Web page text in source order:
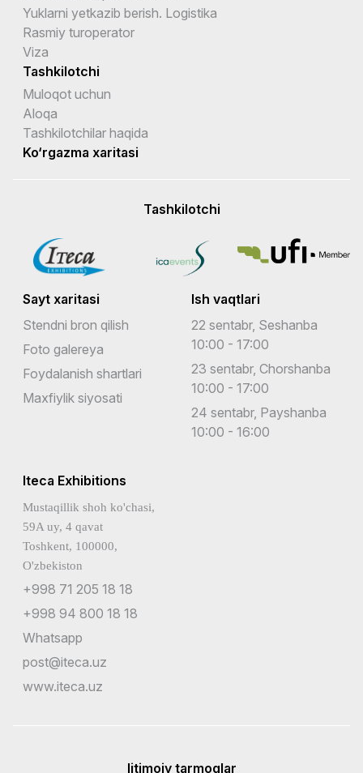
Yuklarni yetkazib berish. Logistika
Rasmiy turoperator
Viza
Tashkilotchi
Muloqot uchun
Aloqa
Tashkilotchilar haqida
Ko‘rgazma xaritasi
Tashkilotchi
Sayt xaritasi
Stendni bron qilish
Foto galereya
Foydalanish shartlari
Maxfiylik siyosati
Ish vaqtlari
22 sentabr, Seshanba
10:00 - 17:00
23 sentabr, Chorshanba
10:00 - 17:00
24 sentabr, Payshanba
10:00 - 16:00
Iteca Exhibitions
Mustaqillik shoh ko'chasi,
59A uy, 4 qavat
Toshkent, 100000,
O'zbekiston
+998 71 205 18 18
+998 94 800 18 18
Whatsapp
post@iteca.uz
www.iteca.uz
Ijtimoiy tarmoqlar